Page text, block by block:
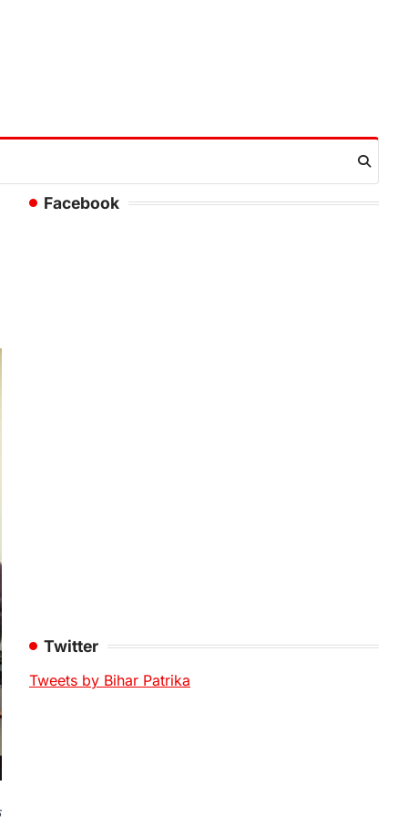
Facebook
Twitter
Tweets by Bihar Patrika